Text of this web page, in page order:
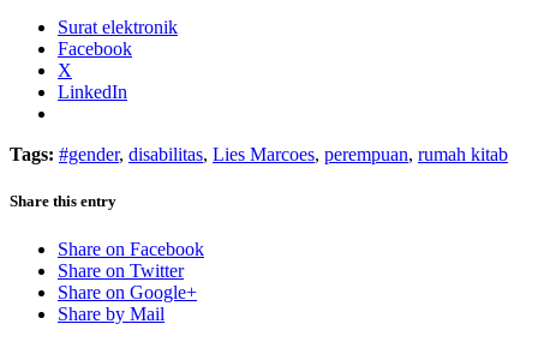
Surat elektronik
Facebook
X
LinkedIn
Tags: #gender, disabilitas, Lies Marcoes, perempuan, rumah kitab
Share this entry
Share on Facebook
Share on Twitter
Share on Google+
Share by Mail